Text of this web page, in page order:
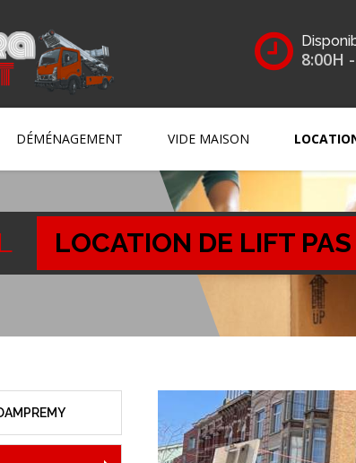
8:00H
DÉMÉNAGEMENT VIDE MAISON
LOCATION DE LIFT